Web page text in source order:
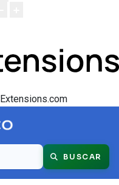
BUSCAR